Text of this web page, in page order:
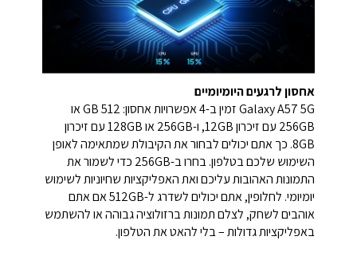
אחסון לרגעים היומיומיים
Galaxy A57 5G זמין ב-4 אפשרויות אחסון: 512 GB או
256GB עם זיכרון 12GB, ‏ו-256GB או 128GB עם זיכרון
8GB. כך אתם יכולים לבחור את הקיבולת שמתאימה לאופן
השימוש שלכם בטלפון. בחרו ב-256GB כדי לשמור את
התמונות האהובות עליכם ואת האפליקציות שחיוניות לשימוש
יומיומי. לחלופין, אתם יכולים לשדרג ל-512GB אם אתם
אוהבים לשחק, לצלם תמונות ברזולוציה גבוהה או להשתמש
באפליקציות גדולות – בלי להאט את הטלפון.